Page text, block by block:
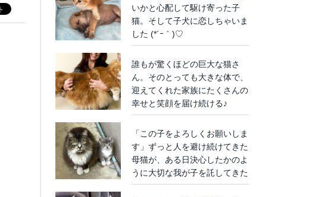
いかと心配して駆け寄った子
猫。そして子犬に恋しちゃいま
した (*´ｰ｀)♡
誰もが驚くほどの巨大な猫さ
ん。そのとっても大きな体で、
迎えてくれた家族にたくさんの
幸せと笑顔を届け続ける♪
「この子をよろしくお願いしま
す」ずっと人を避け続けてきた
母猫が、ある日決心したかのよ
うに大切な我が子を託してきた